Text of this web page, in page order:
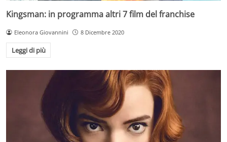
Kingsman: in programma altri 7 film del franchise
Eleonora Giovannini 8 Dicembre 2020
Leggi di più